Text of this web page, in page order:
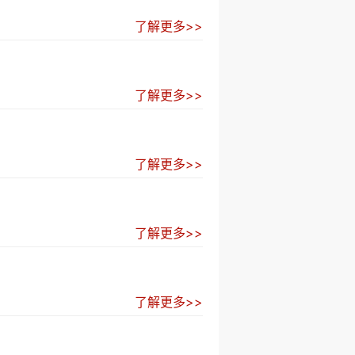
了解更多>>
了解更多>>
了解更多>>
了解更多>>
了解更多>>